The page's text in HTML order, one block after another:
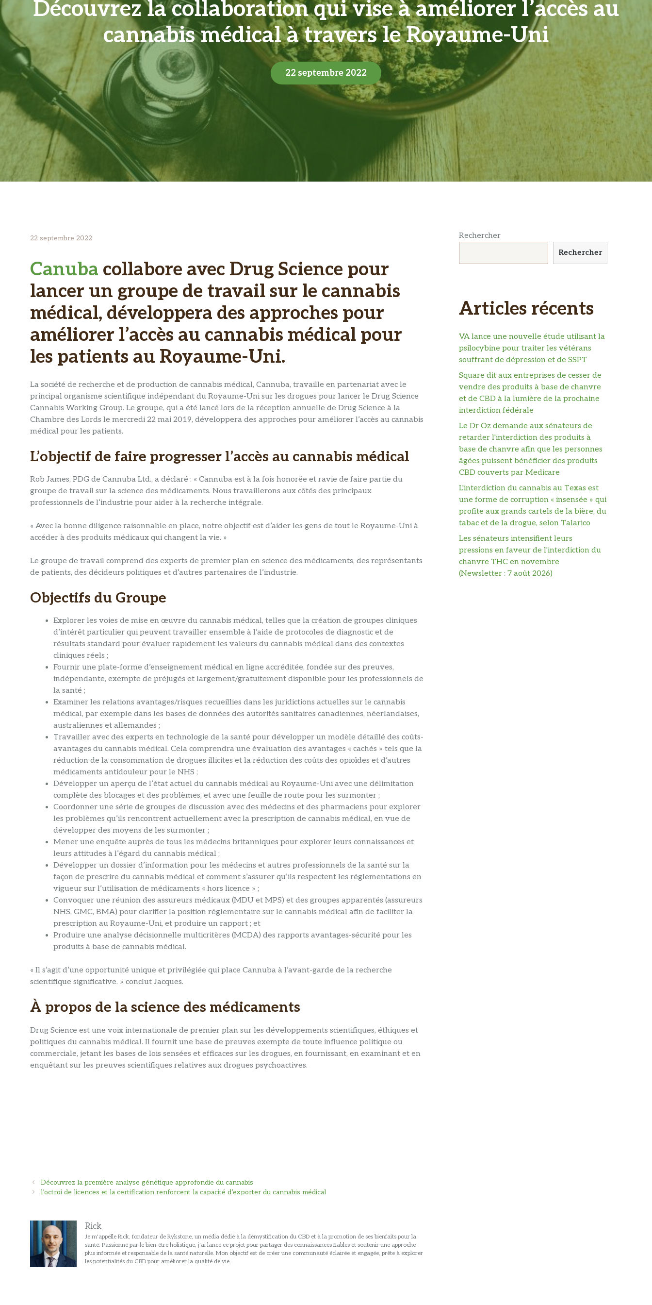
Découvrez la collaboration qui vise à améliorer l’accès au
cannabis médical à travers le Royaume-Uni
22 septembre 2022
22 septembre 2022
Canuba collabore avec Drug Science pour
lancer un groupe de travail sur le cannabis
médical, développera des approches pour
améliorer l’accès au cannabis médical pour
les patients au Royaume-Uni.
La société de recherche et de production de cannabis médical, Cannuba, travaille en partenariat avec le
principal organisme scientifique indépendant du Royaume-Uni sur les drogues pour lancer le Drug Science
Cannabis Working Group. Le groupe, qui a été lancé lors de la réception annuelle de Drug Science à la
Chambre des Lords le mercredi 22 mai 2019, développera des approches pour améliorer l’accès au cannabis
médical pour les patients.
L’objectif de faire progresser l’accès au cannabis médical
Rob James, PDG de Cannuba Ltd., a déclaré : « Cannuba est à la fois honorée et ravie de faire partie du
groupe de travail sur la science des médicaments. Nous travaillerons aux côtés des principaux
professionnels de l’industrie pour aider à la recherche intégrale.
« Avec la bonne diligence raisonnable en place, notre objectif est d’aider les gens de tout le Royaume-Uni à
accéder à des produits médicaux qui changent la vie. »
Le groupe de travail comprend des experts de premier plan en science des médicaments, des représentants
de patients, des décideurs politiques et d’autres partenaires de l’industrie.
Objectifs du Groupe
Explorer les voies de mise en œuvre du cannabis médical, telles que la création de groupes cliniques
d’intérêt particulier qui peuvent travailler ensemble à l’aide de protocoles de diagnostic et de
résultats standard pour évaluer rapidement les valeurs du cannabis médical dans des contextes
cliniques réels ;
Fournir une plate-forme d’enseignement médical en ligne accréditée, fondée sur des preuves,
indépendante, exempte de préjugés et largement/gratuitement disponible pour les professionnels de
la santé ;
Examiner les relations avantages/risques recueillies dans les juridictions actuelles sur le cannabis
médical, par exemple dans les bases de données des autorités sanitaires canadiennes, néerlandaises,
australiennes et allemandes ;
Travailler avec des experts en technologie de la santé pour développer un modèle détaillé des coûts-
avantages du cannabis médical. Cela comprendra une évaluation des avantages « cachés » tels que la
réduction de la consommation de drogues illicites et la réduction des coûts des opioïdes et d’autres
médicaments antidouleur pour le NHS ;
Développer un aperçu de l’état actuel du cannabis médical au Royaume-Uni avec une délimitation
complète des blocages et des problèmes, et avec une feuille de route pour les surmonter ;
Coordonner une série de groupes de discussion avec des médecins et des pharmaciens pour explorer
les problèmes qu’ils rencontrent actuellement avec la prescription de cannabis médical, en vue de
développer des moyens de les surmonter ;
Mener une enquête auprès de tous les médecins britanniques pour explorer leurs connaissances et
leurs attitudes à l’égard du cannabis médical ;
Développer un dossier d’information pour les médecins et autres professionnels de la santé sur la
façon de prescrire du cannabis médical et comment s’assurer qu’ils respectent les réglementations en
vigueur sur l’utilisation de médicaments « hors licence » ;
Convoquer une réunion des assureurs médicaux (MDU et MPS) et des groupes apparentés (assureurs
NHS, GMC, BMA) pour clarifier la position réglementaire sur le cannabis médical afin de faciliter la
prescription au Royaume-Uni, et produire un rapport ; et
Produire une analyse décisionnelle multicritères (MCDA) des rapports avantages-sécurité pour les
produits à base de cannabis médical.
« Il s’agit d’une opportunité unique et privilégiée qui place Cannuba à l’avant-garde de la recherche
scientifique significative. » conclut Jacques.
À propos de la science des médicaments
Drug Science est une voix internationale de premier plan sur les développements scientifiques, éthiques et
politiques du cannabis médical. Il fournit une base de preuves exempte de toute influence politique ou
commerciale, jetant les bases de lois sensées et efficaces sur les drogues, en fournissant, en examinant et en
enquêtant sur les preuves scientifiques relatives aux drogues psychoactives.
Navigation
des
Découvrez la première analyse génétique approfondie du cannabis
l’octroi de licences et la certification renforcent la capacité d’exporter du cannabis médical
Rick
Je m'appelle Rick, fondateur de Rykstone, un média dédié à la démystification du CBD et à la promotion de ses bienfaits pour la
santé. Passionné par le bien-être holistique, j'ai lancé ce projet pour partager des connaissances fiables et soutenir une approche
plus informée et responsable de la santé naturelle. Mon objectif est de créer une communauté éclairée et engagée, prête à explorer
les potentialités du CBD pour améliorer la qualité de vie.
Rechercher
Rechercher
Articles récents
VA lance une nouvelle étude utilisant la
psilocybine pour traiter les vétérans
souffrant de dépression et de SSPT
Square dit aux entreprises de cesser de
vendre des produits à base de chanvre
et de CBD à la lumière de la prochaine
interdiction fédérale
Le Dr Oz demande aux sénateurs de
retarder l'interdiction des produits à
base de chanvre afin que les personnes
âgées puissent bénéficier des produits
CBD couverts par Medicare
L'interdiction du cannabis au Texas est
une forme de corruption « insensée » qui
profite aux grands cartels de la bière, du
tabac et de la drogue, selon Talarico
Les sénateurs intensifient leurs
pressions en faveur de l'interdiction du
chanvre THC en novembre
(Newsletter : 7 août 2026)